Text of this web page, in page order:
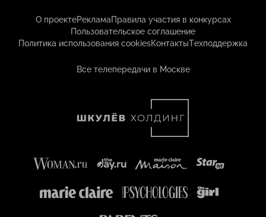
О проектеРекламаПравила участия в конкурсах
Пользовательское соглашение
Политика использования cookiesКонтактыТехподдержка
Все телепередачи в Москве